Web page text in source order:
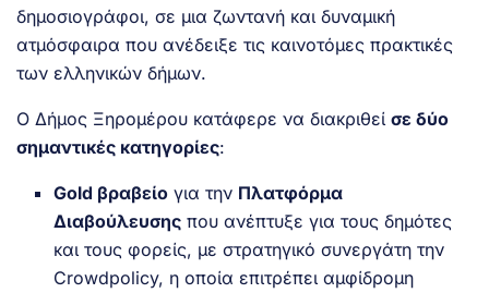
δημοσιογράφοι, σε μια ζωντανή και δυναμική
ατμόσφαιρα που ανέδειξε τις καινοτόμες πρακτικές
των ελληνικών δήμων.
Ο Δήμος Ξηρομέρου κατάφερε να διακριθεί σε δύο
σημαντικές κατηγορίες:
Gold βραβείο για την Πλατφόρμα
Διαβούλευσης που ανέπτυξε για τους δημότες
και τους φορείς, με στρατηγικό συνεργάτη την
Crowdpolicy, η οποία επιτρέπει αμφίδρομη